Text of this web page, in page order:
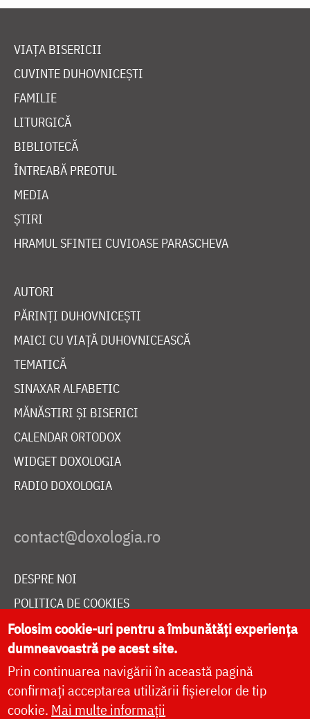
VIAȚA BISERICII
CUVINTE DUHOVNICEȘTI
FAMILIE
LITURGICĂ
BIBLIOTECĂ
ÎNTREABĂ PREOTUL
MEDIA
ȘTIRI
HRAMUL SFINTEI CUVIOASE PARASCHEVA
AUTORI
PĂRINȚI DUHOVNICEȘTI
MAICI CU VIAȚĂ DUHOVNICEASCĂ
TEMATICĂ
SINAXAR ALFABETIC
MĂNĂSTIRI ȘI BISERICI
CALENDAR ORTODOX
WIDGET DOXOLOGIA
RADIO DOXOLOGIA
DESPRE NOI
POLITICA DE COOKIES
DONEAZĂ ONLINE PENTRU CATEDRALA NAȚIONALĂ
LIVE
Folosim cookie-uri pentru a îmbunătăți experiența
dumneavoastră pe acest site.
Prin continuarea navigării în această pagină
confirmați acceptarea utilizării fișierelor de tip
cookie. Mai multe informații